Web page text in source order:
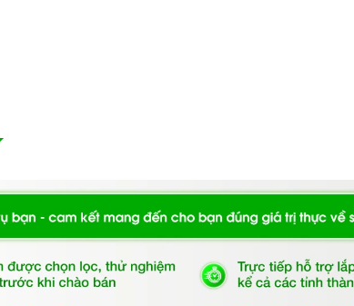
360 độ và chất liệu siêu bền mang đến
dụng sản phẩm. Và hôm nay, hãy cùng